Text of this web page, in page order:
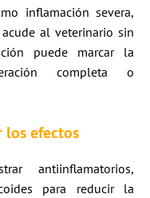
inflamación severa,
al veterinario sin
puede marcar la
completa o
los efectos
antiinflamatorios,
para reducir la